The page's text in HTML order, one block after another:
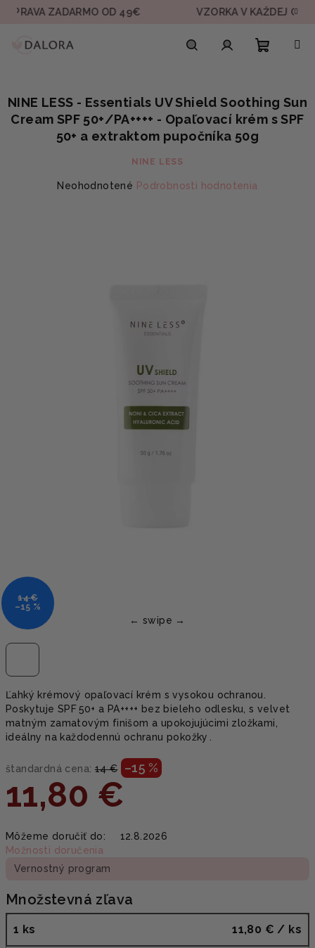
PrejsťZADARMO OD 49€ VZORKA V KAŽDEJ
košík
Ľahký krémový opaľovací krém s vysokou ochranou.
Poskytuje SPF 50+ a PA++++ bez bieleho odlesku, s velvet
matným zamatovým finišom a upokojujúcimi zložkami,
ideálny na každodennú ochranu pokožky .
štandardná cena: 14 € –15 %
11,80 €
cena:
Môžeme doručiť do:
12.8.2026
Možnosti doručenia
Vernostný program
Množstevná zľava
1 ks 11,80 € / ks
NINE LESS - Essentials UV Shield Soothing Sun
Cream SPF 50+/PA++++ - Opaľovací krém s SPF
50+ a extraktom pupočníka 50g
NINE LESS
Priemerné
Neohodnotené Podrobnosti hodnotenia
14 €
–15 %